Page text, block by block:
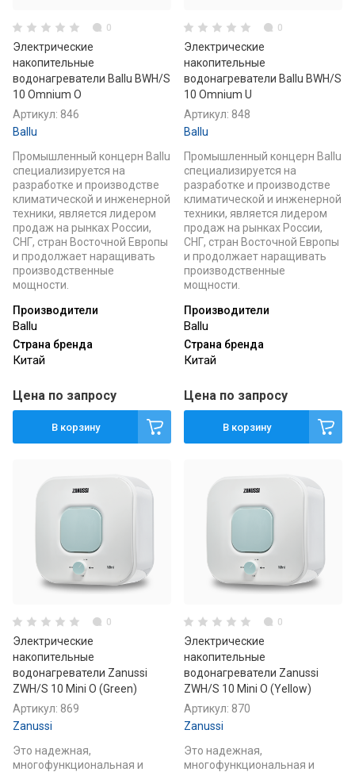
0
Электрические
накопительные
водонагреватели Ballu BWH/S
10 Omnium O
Артикул: 846
Ballu
Промышленный концерн Ballu
специализируется на
разработке и производстве
климатической и инженерной
техники, является лидером
продаж на рынках России,
СНГ, стран Восточной Европы
и продолжает наращивать
производственные
мощности.
Производители
Ballu
Страна бренда
Китай
Цена по запросу
В корзину
0
Электрические
накопительные
водонагреватели Ballu BWH/S
10 Omnium U
Артикул: 848
Ballu
Промышленный концерн Ballu
специализируется на
разработке и производстве
климатической и инженерной
техники, является лидером
продаж на рынках России,
СНГ, стран Восточной Европы
и продолжает наращивать
производственные
мощности.
Производители
Ballu
Страна бренда
Китай
Цена по запросу
В корзину
0
Электрические
накопительные
водонагреватели Zanussi
ZWH/S 10 Mini O (Green)
Артикул: 869
Zanussi
Это надежная,
многофункциональная и
0
Электрические
накопительные
водонагреватели Zanussi
ZWH/S 10 Mini O (Yellow)
Артикул: 870
Zanussi
Это надежная,
многофункциональная и